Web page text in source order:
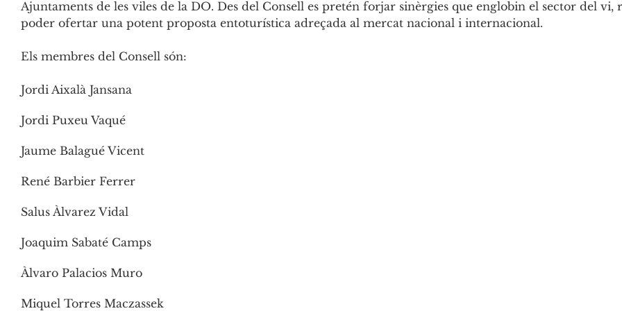
Ajuntaments de les viles de la DO. Des del Consell es pretén forjar sinèrgies que englobin el sector del
poder ofertar una potent proposta entoturística adreçada al mercat nacional i internacional.
Els membres del Consell són:
Jordi Aixalà Jansana
Jordi Puxeu Vaqué
Jaume Balagué Vicent
René Barbier Ferrer
Salus Àlvarez Vidal
Joaquim Sabaté Camps
Àlvaro Palacios Muro
Miquel Torres Maczassek